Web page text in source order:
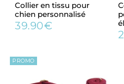
Collier en tissu pour
chien personnalisé
Prix
39.90€
PROMO